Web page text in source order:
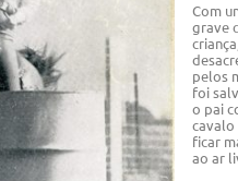
Com
grave
pelos
foi
o pai
cavalo
ficar
ao ar